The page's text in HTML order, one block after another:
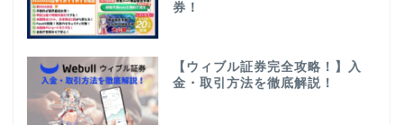
券！
【ウィブル証券完全攻略！】入
金・取引方法を徹底解説！